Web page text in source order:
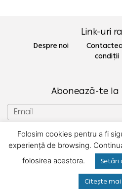
Link-uri
Despre noi
condiții
Abonează-te la
Folosim cookies pentru a fi
experiență de browsing.
folosirea acestora.
Setări
Citește